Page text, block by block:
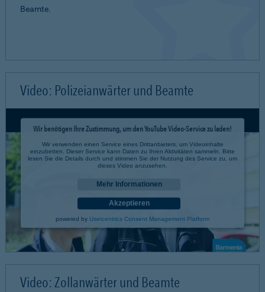
Beamte.
Video: Polizeianwärter und Beamte
Wir benötigen Ihre Zustimmung, um den YouTube Video-Service zu laden!
Wir verwenden einen Service eines Drittanbieters, um Videoinhalte
einzubetten. Dieser Service kann Daten zu Ihren Aktivitäten sammeln. Bitte
lesen Sie die Details durch und stimmen Sie der Nutzung des Service zu, um
dieses Video anzusehen.
Mehr Informationen
Akzeptieren
powered by Usercentrics Consent Management Platform
Video: Zollanwärter und Beamte